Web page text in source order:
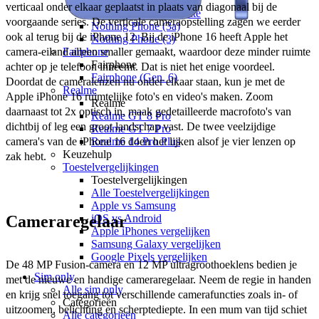
Nothing Phone (3a) Lite
Nothing Phone (3a)
Nothing Phone (3)
Fairphone
Fairphone
Fairphone (Gen. 6)
Realme
Realme
Realme GT 8 Pro
Realme GT 7 Pro
Realme 14 Pro Plus
Keuzehulp
Toestelvergelijkingen
Toestelvergelijkingen
Alle Toestelvergelijkingen
Apple vs Samsung
iOS vs Android
Apple iPhones vergelijken
Samsung Galaxy vergelijken
Google Pixels vergelijken
Sim only
Alle sim only
Categorieën
Alle categorieën
verticaal onder elkaar geplaatst in plaats van diagonaal bij de
voorgaande series. De verticale cameraopstelling zagen we eerder
ook al terug bij de iPhone 12. Bij de iPhone 16 heeft Apple het
camera-eiland alleen smaller gemaakt, waardoor deze minder ruimte
achter op je telefoon inneemt. Dat is niet het enige voordeel.
Doordat de cameralenzen nu onder elkaar staan, kun je met de
Apple iPhone 16 ruimtelijke foto's en video's maken. Zoom
daarnaast tot 2x optisch in, maak gedetailleerde macrofoto's van
dichtbij of leg een groot landschap vast. De twee veelzijdige
camera's van de iPhone 16 doen het lijken alsof je vier lenzen op
zak hebt.
Cameraregelaar
De 48 MP Fusion-camera en 12 MP ultragroothoeklens bedien je
met de nieuwe en handige cameraregelaar. Neem de regie in handen
en krijg snel toegang tot verschillende camerafuncties zoals in- of
uitzoomen, belichting en scherptediepte. In een mum van tijd schiet